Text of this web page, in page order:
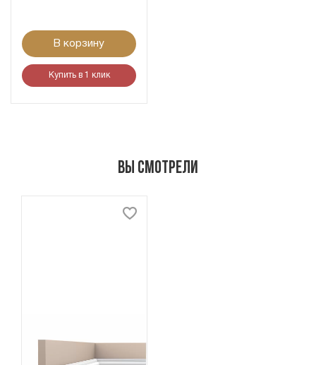
В корзину
Купить в 1 клик
Вы смотрели